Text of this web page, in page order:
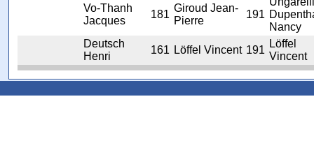
Vo-Thanh
Jacques
181
Giroud Jean-
Pierre
191
Nancy
Deutsch
Henri
161 Löffel Vincent 191
Löffel
Vincent